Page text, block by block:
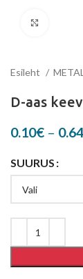
Esileht
D-aas
0.10€ – 0.64
SUURUS